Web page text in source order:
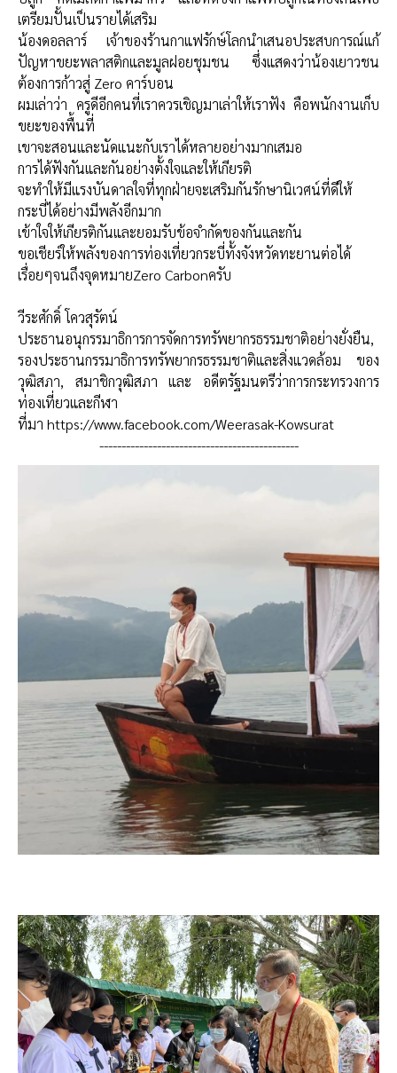
เตรียมปั้นเป็นรายได้เสริม
น้องดอลลาร์ เจ้าของร้านกาแฟรักษ์โลกนำเสนอประสบการณ์แก้
ปัญหาขยะพลาสติกและมูลฝอยชุมชน ซึ่งแสดงว่าน้องเยาวชน
ต้องการก้าวสู่ Zero คาร์บอน
ผมเล่าว่า ครูดีอีกคนที่เราควรเชิญมาเล่าให้เราฟัง คือพนักงานเก็บ
ขยะของพื้นที่
เขาจะสอนและนัดแนะกับเราได้หลายอย่างมากเสมอ
การได้ฟังกันและกันอย่างตั้งใจและให้เกียรติ
จะทำให้มีแรงบันดาลใจที่ทุกฝ่ายจะเสริมกันรักษานิเวศน์ที่ดีให้
กระบี่ได้อย่างมีพลังอีกมาก
เข้าใจให้เกียรติกันและยอมรับข้อจำกัดของกันและกัน
ขอเชียร์ให้พลังของการท่องเที่ยวกระบี่ทั้งจังหวัดทะยานต่อได้
เรื่อยๆจนถึงจุดหมายZero Carbonครับ
วีระศักดิ์ โควสุรัตน์
ประธานอนุกรรมาธิการการจัดการทรัพยากรธรรมชาติอย่างยั่งยืน,
รองประธานกรรมาธิการทรัพยากรธรรมชาติและสิ่งแวดล้อม ของ
วุฒิสภา, สมาชิกวุฒิสภา และ อดีตรัฐมนตรีว่าการกระทรวงการ
ท่องเที่ยวและกีฬา
ที่มา https://www.facebook.com/Weerasak-Kowsurat
---------------------------------------------